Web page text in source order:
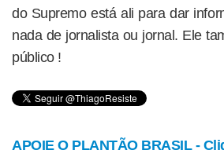
do Supremo está ali para dar
nada de jornalista ou jornal. Ele
público !
APOIE O PLANTÃO BRASIL -